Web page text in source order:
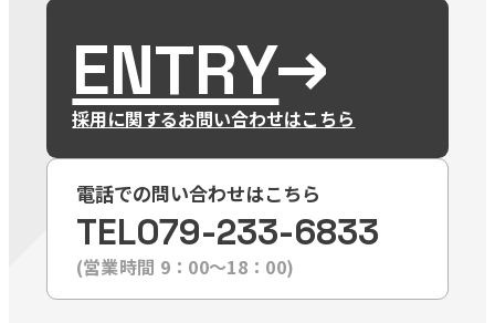
ENTRY
採用に関するお問い合わせはこちら
電話での問い合わせはこちら
TEL079-233-6833
(営業時間 9：00〜18：00)